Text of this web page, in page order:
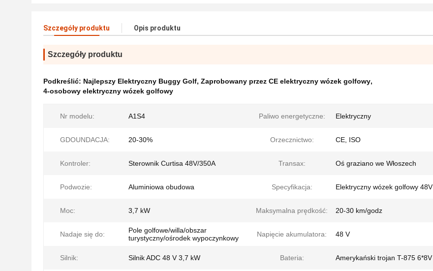
Szczegóły produktu Opis produktu
Szczegóły produktu
Podkreślić: Najlepszy Elektryczny Buggy Golf, Zaprobowany przez CE elektryczny wózek golfowy,
4-osobowy elektryczny wózek golfowy
Nr modelu: A1S4 Paliwo energetyczne: Elektryczny
GDOUNDACJA: 20-30% Orzecznictwo: CE, ISO
Kontroler: Sterownik Curtisa 48V/350A Transax: Oś graziano we Włoszech
Podwozie: Aluminiowa obudowa Specyfikacja: Elektryczny wózek golfowy 48V
Moc: 3,7 kW Maksymalna prędkość: 20-30 km/godz
Nadaje się do:
Pole golfowe/willa/obszar
turystyczny/ośrodek wypoczynkowy
Napięcie akumulatora: 48 V
Silnik: Silnik ADC 48 V 3,7 kW Bateria: Amerykański trojan T-875 6*8V